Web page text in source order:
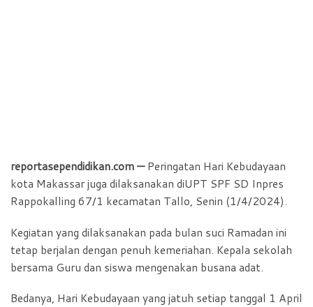
reportasependidikan.com —Peringatan Hari Kebudayaan
kota Makassar juga dilaksanakan diUPT SPF SD Inpres
Rappokalling 67/1 kecamatan Tallo, Senin (1/4/2024).
Kegiatan yang dilaksanakan pada bulan suci Ramadan ini
tetap berjalan dengan penuh kemeriahan. Kepala sekolah
bersama Guru dan siswa mengenakan busana adat.
Bedanya, Hari Kebudayaan yang jatuh setiap tanggal 1 April